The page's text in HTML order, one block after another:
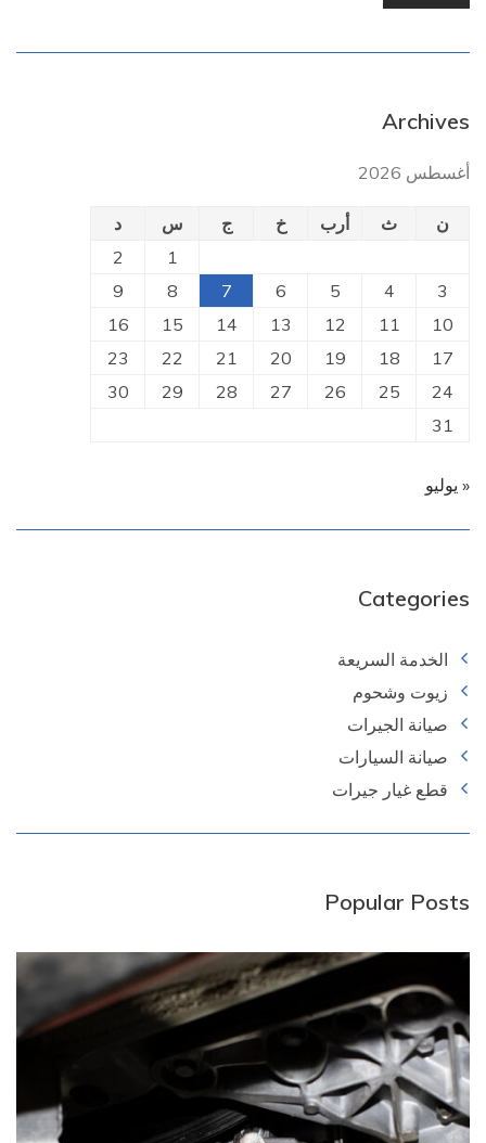
Archives
أغسطس 2026
ن ث أرب خ ج س
د
1
2
3
4
5
6
7
8
9
10
11
12
13
14
15
16
17
18
19
20
21
22
23
24
25
26
27
28
29
30
31
« يوليو
Categories
الخدمة السريعة
زيوت وشحوم
صيانة الجيرات
صيانة السيارات
قطع غيار جيرات
Popular Posts